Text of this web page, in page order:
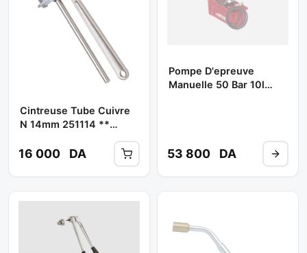
Cintreuse Tube Cuivre
N 14mm 251114 **
16 000 DA
Pompe D'epreuve
Manuelle 50 Bar 10l
53 800 DA